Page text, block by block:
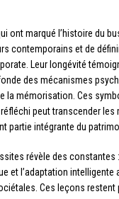
ont marqué l’histoire du
contemporains et de
Leur longévité
des mécanismes
la mémorisation. Ces
peut transcender les
partie intégrante du
révèle des constantes
et l’adaptation intelligente
Ces leçons restent